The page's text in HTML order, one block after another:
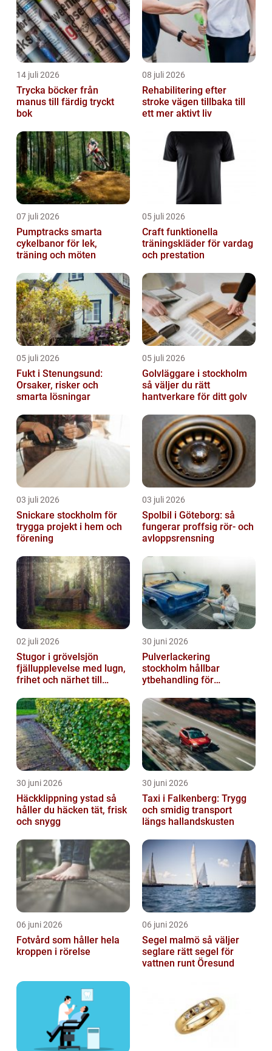
14 juli 2026
Trycka böcker från
manus till färdig tryckt
bok
08 juli 2026
Rehabilitering efter
stroke vägen tillbaka till
ett mer aktivt liv
07 juli 2026
Pumptracks smarta
cykelbanor för lek,
träning och möten
05 juli 2026
Craft funktionella
träningskläder för vardag
och prestation
05 juli 2026
Fukt i Stenungsund:
Orsaker, risker och
smarta lösningar
05 juli 2026
Golvläggare i stockholm
så väljer du rätt
hantverkare för ditt golv
03 juli 2026
Snickare stockholm för
trygga projekt i hem och
förening
03 juli 2026
Spolbil i Göteborg: så
fungerar proffsig rör- och
avloppsrensning
02 juli 2026
Stugor i grövelsjön
fjällupplevelse med lugn,
frihet och närhet till
30 juni 2026
Pulverlackering
stockholm hållbar
ytbehandling för
30 juni 2026
Häckklippning ystad så
håller du häcken tät, frisk
och snygg
30 juni 2026
Taxi i Falkenberg: Trygg
och smidig transport
längs hallandskusten
06 juni 2026
Fotvård som håller hela
kroppen i rörelse
06 juni 2026
Segel malmö så väljer
seglare rätt segel för
vattnen runt Öresund